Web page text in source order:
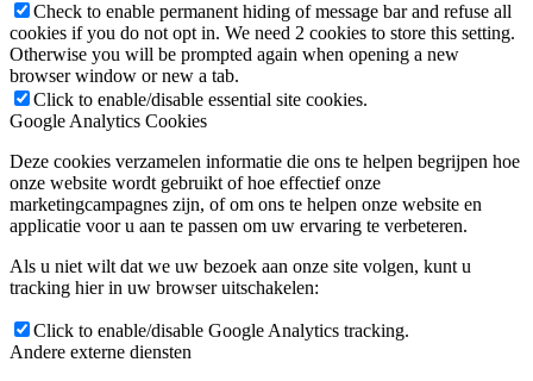
Check to enable permanent hiding of message bar and refuse all
cookies if you do not opt in. We need 2 cookies to store this setting.
Otherwise you will be prompted again when opening a new
browser window or new a tab.
Click to enable/disable essential site cookies.
Google Analytics Cookies
Deze cookies verzamelen informatie die ons te helpen begrijpen hoe
onze website wordt gebruikt of hoe effectief onze
marketingcampagnes zijn, of om ons te helpen onze website en
applicatie voor u aan te passen om uw ervaring te verbeteren.
Als u niet wilt dat we uw bezoek aan onze site volgen, kunt u
tracking hier in uw browser uitschakelen:
Click to enable/disable Google Analytics tracking.
Andere externe diensten